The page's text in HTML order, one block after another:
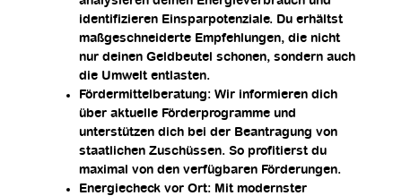
identifizieren Einsparpotenziale. Du erhältst
maßgeschneiderte Empfehlungen, die nicht
nur deinen Geldbeutel schonen, sondern auch
die Umwelt entlasten.
Fördermittelberatung: Wir informieren dich
über aktuelle Förderprogramme und
unterstützen dich bei der Beantragung von
staatlichen Zuschüssen. So profitierst du
maximal von den verfügbaren Förderungen.
Energiecheck vor Ort: Mit modernster